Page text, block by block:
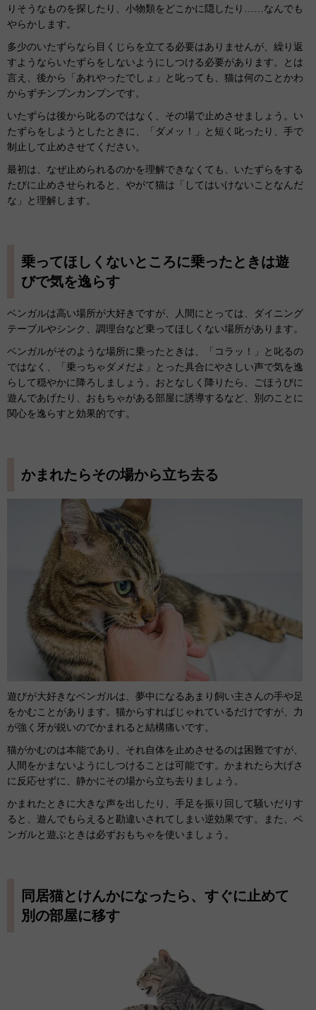
りそうなものを探したり、小物類をどこかに隠したり……なんでも
やらかします。
多少のいたずらなら目くじらを立てる必要はありませんが、繰り返
すようならいたずらをしないようにしつける必要があります。とは
言え、後から「あれやったでしょ」と叱っても、猫は何のことかわ
からずチンプンカンプンです。
いたずらは後から叱るのではなく、その場で止めさせましょう。い
たずらをしようとしたときに、「ダメッ！」と短く叱ったり、手で
制止して止めさせてください。
最初は、なぜ止められるのかを理解できなくても、いたずらをする
たびに止めさせられると、やがて猫は「してはいけないことなんだ
な」と理解します。
乗ってほしくないところに乗ったときは遊
びで気を逸らす
ベンガルは高い場所が大好きですが、人間にとっては、ダイニング
テーブルやシンク、調理台など乗ってほしくない場所があります。
ベンガルがそのような場所に乗ったときは、「コラッ！」と叱るの
ではなく、「乗っちゃダメだよ」とった具合にやさしい声で気を逸
らして穏やかに降ろしましょう。おとなしく降りたら、ごほうびに
遊んであげたり、おもちゃがある部屋に誘導するなど、別のことに
関心を逸らすと効果的です。
かまれたらその場から立ち去る
遊びが大好きなベンガルは、夢中になるあまり飼い主さんの手や足
をかむことがあります。猫からすればじゃれているだけですが、力
が強く牙が鋭いのでかまれると結構痛いです。
猫がかむのは本能であり、それ自体を止めさせるのは困難ですが、
人間をかまないようにしつけることは可能です。かまれたら大げさ
に反応せずに、静かにその場から立ち去りましょう。
かまれたときに大きな声を出したり、手足を振り回して騒いだりす
ると、遊んでもらえると勘違いされてしまい逆効果です。また、ベ
ンガルと遊ぶときは必ずおもちゃを使いましょう。
同居猫とけんかになったら、すぐに止めて
別の部屋に移す